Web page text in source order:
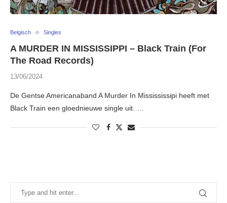
Belgisch Singles
A MURDER IN MISSISSIPPI – Black Train (For
The Road Records)
13/06/2024
De Gentse Americanaband A Murder In Missississipi heeft met
Black Train een gloednieuwe single uit. …